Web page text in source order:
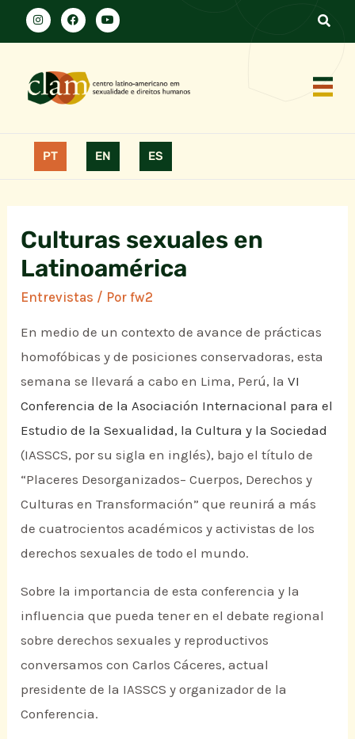
PT EN ES
Culturas sexuales en
Latinoamérica
Entrevistas / Porfw2
En medio de un contexto de avance de prácticas
homofóbicas y de posiciones conservadoras, esta
semana se llevará a cabo en Lima, Perú, laVI
Conferencia de la Asociación Internacional para el
Estudio de la Sexualidad, la Cultura y la Sociedad
(IASSCS, por su sigla en inglés), bajo el título de
“Placeres Desorganizados– Cuerpos, Derechos y
Culturas en Transformación” que reunirá a más
de cuatrocientos académicos y activistas de los
derechos sexuales de todo el mundo.
Sobre la importancia de esta conferencia y la
influencia que pueda tener en el debate regional
sobre derechos sexuales y reproductivos
conversamos con Carlos Cáceres, actual
presidente de la IASSCS y organizador de la
Conferencia.